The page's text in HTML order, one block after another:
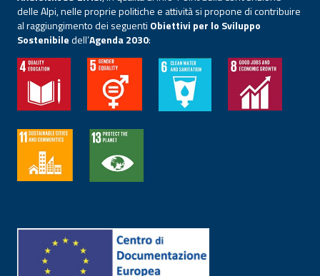
delle Alpi, nelle proprie politiche e attività si propone di contribuire
al raggiungimento dei seguenti Obiettivi per lo Sviluppo
Sostenibiledell’Agenda 2030: